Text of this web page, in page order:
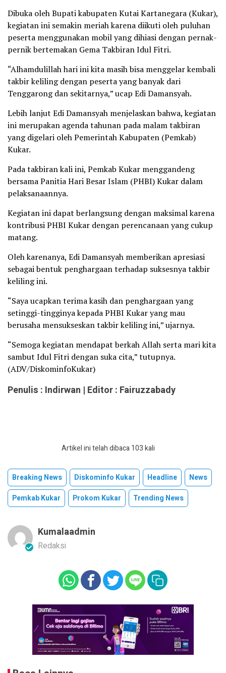
Dibuka oleh Bupati kabupaten Kutai Kartanegara (Kukar),
kegiatan ini semakin meriah karena diikuti oleh puluhan
peserta menggunakan mobil yang dihiasi dengan pernak-
pernik bertemakan Gema Takbiran Idul Fitri.
“Alhamdulillah hari ini kita masih bisa menggelar kembali
takbir keliling dengan peserta yang banyak dari
Tenggarong dan sekitarnya,” ucap Edi Damansyah.
Lebih lanjut Edi Damansyah menjelaskan bahwa, kegiatan
ini merupakan agenda tahunan pada malam takbiran
yang digelari oleh Pemerintah Kabupaten (Pemkab)
Kukar.
Pada takbiran kali ini, Pemkab Kukar menggandeng
bersama Panitia Hari Besar Islam (PHBI) Kukar dalam
pelaksanaannya.
Kegiatan ini dapat berlangsung dengan maksimal karena
kontribusi PHBI Kukar dengan perencanaan yang cukup
matang.
Oleh karenanya, Edi Damansyah memberikan apresiasi
sebagai bentuk penghargaan terhadap suksesnya takbir
keliling ini.
“Saya ucapkan terima kasih dan penghargaan yang
setinggi-tingginya kepada PHBI Kukar yang mau
berusaha mensukseskan takbir keliling ini,” ujarnya.
“Semoga kegiatan mendapat berkah Allah serta mari kita
sambut Idul Fitri dengan suka cita,” tutupnya.
(ADV/DiskominfoKukar)
Penulis : Indirwan | Editor : Fairuzzabady
Artikel ini telah dibaca 103 kali
Breaking News Diskominfo Kukar Headline
News
Pemkab Kukar
Prokom Kukar Trending News
Kumalaadmin
Redaksi